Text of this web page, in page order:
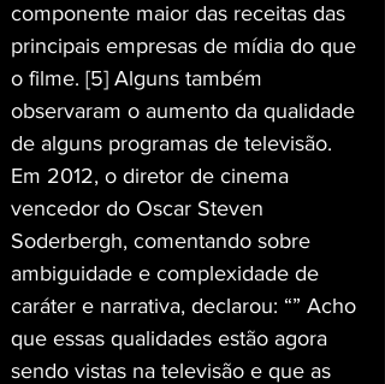
componente maior das receitas das
principais empresas de mídia do que
o filme. [5] Alguns também
observaram o aumento da qualidade
de alguns programas de televisão.
Em 2012, o diretor de cinema
vencedor do Oscar Steven
Soderbergh, comentando sobre
ambiguidade e complexidade de
caráter e narrativa, declarou: “” Acho
que essas qualidades estão agora
sendo vistas na televisão e que as